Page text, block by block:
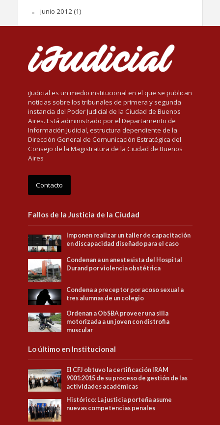
junio 2012(1)
iJudicial es un medio institucional en el que se publican
noticias sobre los tribunales de primera y segunda
instancia del Poder Judicial de la Ciudad de Buenos
Aires. Está administrado por el Departamento de
Información Judicial, estructura dependiente de la
Dirección General de Comunicación Estratégica del
Consejo de la Magistratura de la Ciudad de Buenos
Aires
Contacto
Fallos de la Justicia de la Ciudad
Imponen realizar un taller de capacitación
en discapacidad diseñado para el caso
Condenan a un anestesista del Hospital
Durand por violencia obstétrica
Condena a preceptor por acoso sexual a
tres alumnas de un colegio
Ordenan a ObSBA proveer una silla
motorizada a un joven con distrofia
muscular
Lo último en Institucional
El CFJ obtuvo la certificación IRAM
9001:2015 de su proceso de gestión de las
actividades académicas
Histórico: La justicia porteña asume
nuevas competencias penales